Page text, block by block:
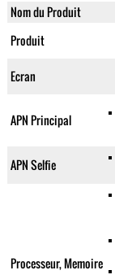
Nom du Produit
Produit
Ecran
APN Principal
APN Selfie
Processeur, Memoire